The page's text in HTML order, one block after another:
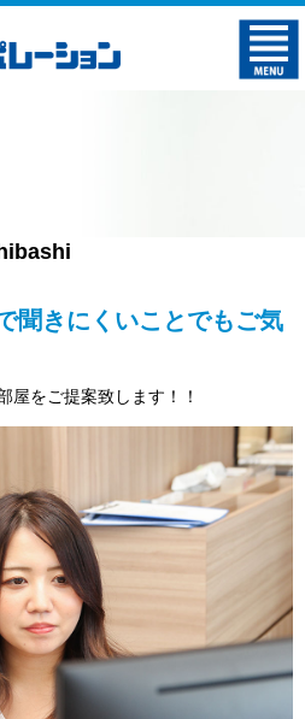
聞きにくいことでもご気
屋をご提案致します！！